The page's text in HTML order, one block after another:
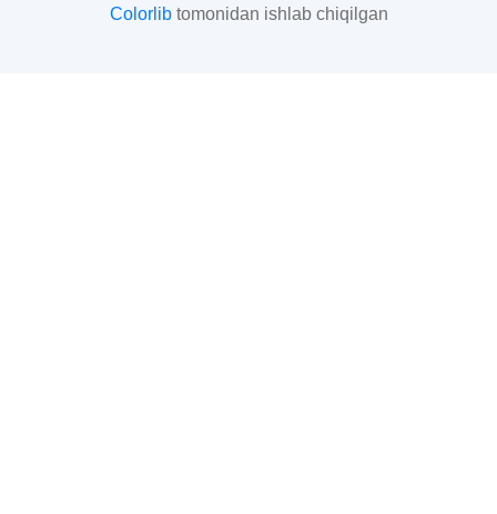
Colorlibtomonidan ishlab chiqilgan